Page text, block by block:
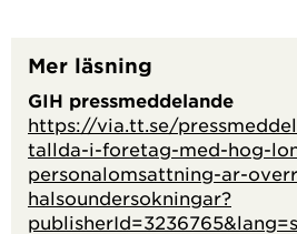
Mer läsning
GIH pressmeddelande
https://via.tt.se/
tallda-i-foretag-med-hog-
personalomsattning-ar-
halsoundersokningar?